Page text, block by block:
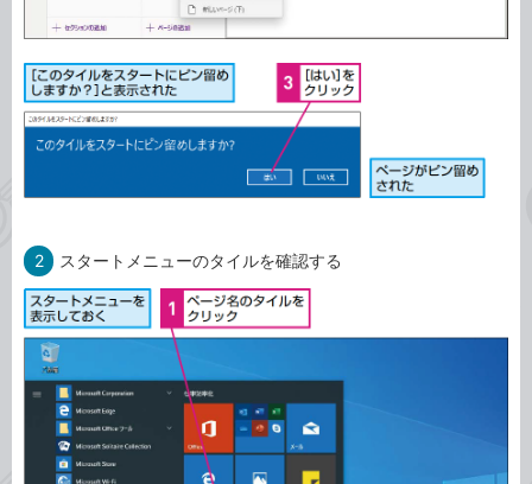
2 スタートメニューのタイルを確認する